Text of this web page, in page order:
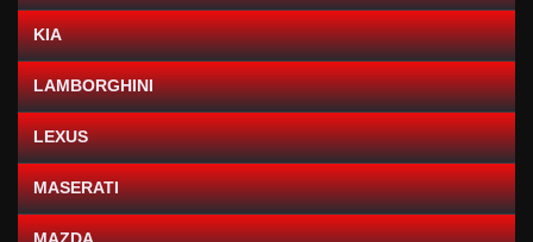
KIA
LAMBORGHINI
LEXUS
MASERATI